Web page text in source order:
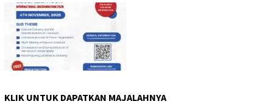
KLIK UNTUK DAPATKAN MAJALAHNYA